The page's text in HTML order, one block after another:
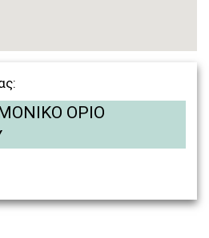
ΟΡΙΟ